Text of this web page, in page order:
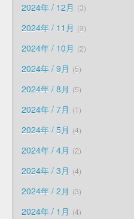
2024年 / 12月 3
2024年 / 11月 3
2024年 / 10月 2
2024年 / 9月 5
2024年 / 8月 5
2024年 / 7月 1
2024年 / 5月 4
2024年 / 4月 2
2024年 / 3月 4
2024年 / 2月 3
2024年 / 1月 4